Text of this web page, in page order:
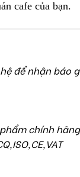
cafe của bạn.
để nhận báo
chính